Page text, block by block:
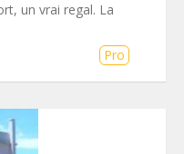
un vrai regal. La
Pro